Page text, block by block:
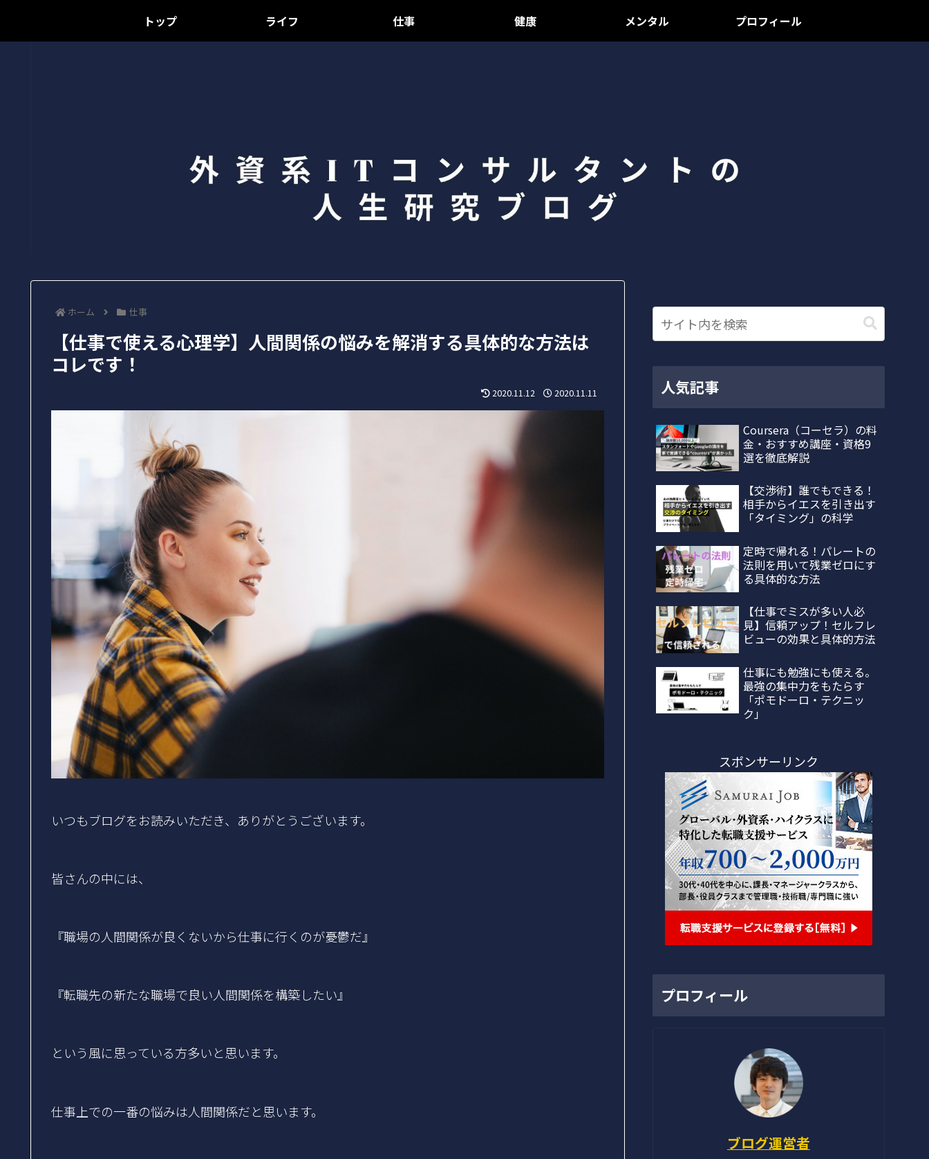
トップ ライフ 仕事 健康 メンタル プロフィール
ホーム 仕事
【仕事で使える心理学】人間関係の悩みを解消する具体的な方法は
コレです！
2020.11.12 2020.11.11
いつもブログをお読みいただき、ありがとうございます。
皆さんの中には、
『職場の人間関係が良くないから仕事に行くのが憂鬱だ』
『転職先の新たな職場で良い人間関係を構築したい』
という風に思っている方多いと思います。
仕事上での一番の悩みは人間関係だと思います。
人気記事
Coursera（コーセラ）の料
金・おすすめ講座・資格9
選を徹底解説
【交渉術】誰でもできる！
相手からイエスを引き出す
「タイミング」の科学
定時で帰れる！パレートの
法則を用いて残業ゼロにす
る具体的な方法
【仕事でミスが多い人必
見】信頼アップ！セルフレ
ビューの効果と具体的方法
仕事にも勉強にも使える。
最強の集中力をもたらす
「ポモドーロ・テクニッ
ク」
スポンサーリンク
プロフィール
ブログ運営者